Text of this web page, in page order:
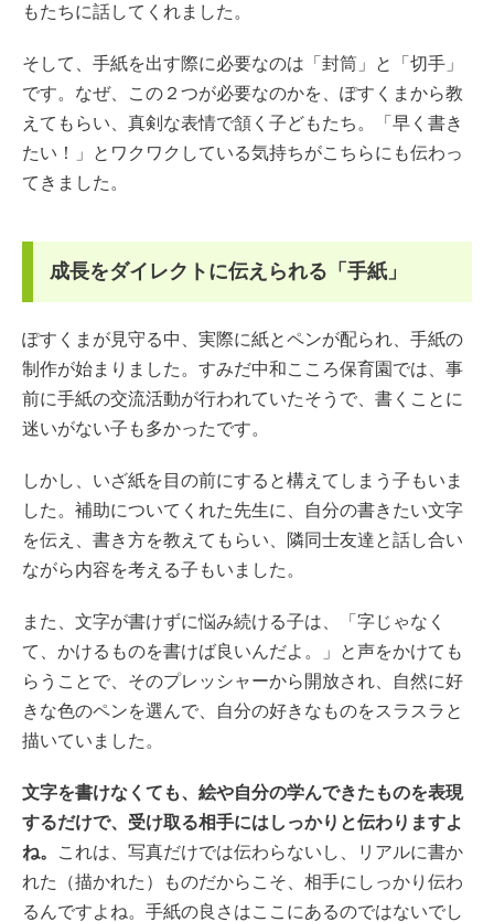
もたちに話してくれました。
そして、手紙を出す際に必要なのは「封筒」と「切手」
です。なぜ、この２つが必要なのかを、ぽすくまから教
えてもらい、真剣な表情で頷く子どもたち。「早く書き
たい！」とワクワクしている気持ちがこちらにも伝わっ
てきました。
成長をダイレクトに伝えられる「手紙」
ぽすくまが見守る中、実際に紙とペンが配られ、手紙の
制作が始まりました。すみだ中和こころ保育園では、事
前に手紙の交流活動が行われていたそうで、書くことに
迷いがない子も多かったです。
しかし、いざ紙を目の前にすると構えてしまう子もいま
した。補助についてくれた先生に、自分の書きたい文字
を伝え、書き方を教えてもらい、隣同士友達と話し合い
ながら内容を考える子もいました。
また、文字が書けずに悩み続ける子は、「字じゃなく
て、かけるものを書けば良いんだよ。」と声をかけても
らうことで、そのプレッシャーから開放され、自然に好
きな色のペンを選んで、自分の好きなものをスラスラと
描いていました。
文字を書けなくても、絵や自分の学んできたものを表現
するだけで、受け取る相手にはしっかりと伝わりますよ
ね。
これは、写真だけでは伝わらないし、リアルに書か
れた（描かれた）ものだからこそ、相手にしっかり伝わ
るんですよね。手紙の良さはここにあるのではないでし